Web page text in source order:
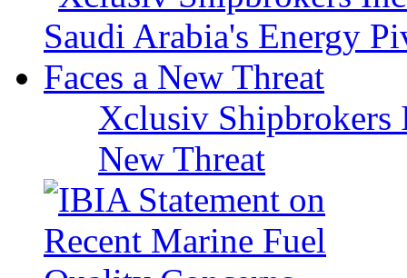
Xclusiv Shipbrokers
New Threat